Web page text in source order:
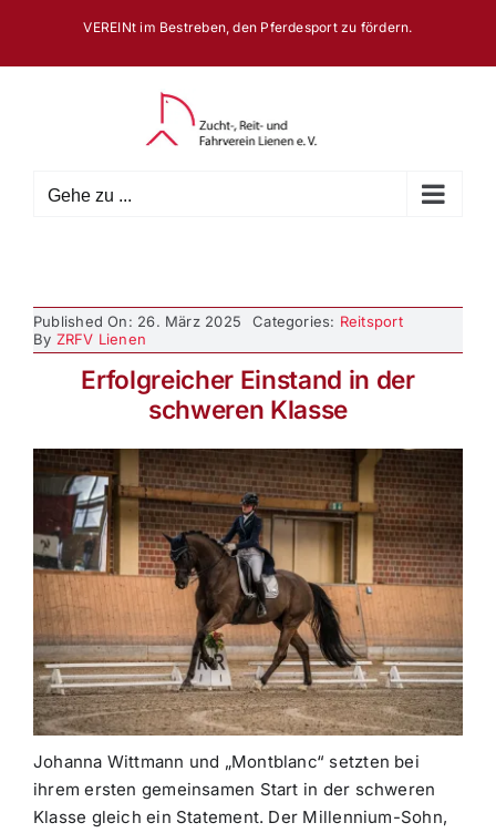
springen
VEREINt im Bestreben, den Pferdesport zu fördern.
Gehe zu ...
Published On: 26. März 2025 Categories: Reitsport
By ZRFV Lienen
Erfolgreicher Einstand in der
schweren Klasse
Johanna Wittmann und „Montblanc“ setzten bei
ihrem ersten gemeinsamen Start in der schweren
Klasse gleich ein Statement. Der Millennium-Sohn,